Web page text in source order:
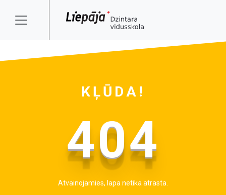
KĻŪDA!
404
Atvainojamies, lapa netika atrasta.